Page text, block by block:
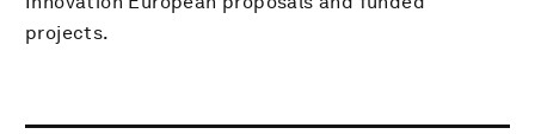
projects.